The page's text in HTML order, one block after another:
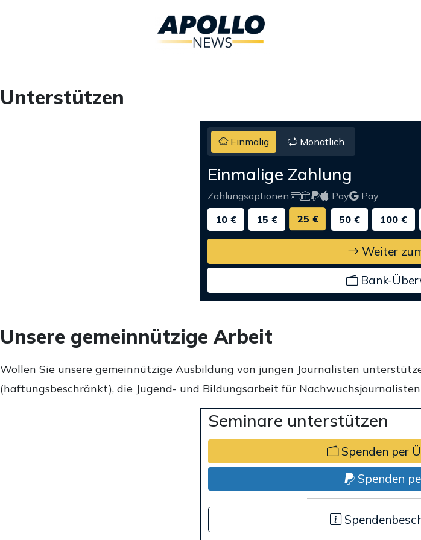
Unterstützen
Einmalig Monatlich
Einmalige Zahlung
Zahlungsoptionen: Pay
Pay
10 €
15 € 25 € 50 € 100 €
Weiter
Bank-
Unsere gemeinnützige Arbeit
Wollen Sie unsere gemeinnützige Ausbildung von jungen Journalisten
(haftungsbeschränkt), die Jugend- und Bildungsarbeit für
Seminare unterstützen
Spenden per
Spenden